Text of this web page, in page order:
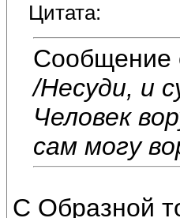
Цитата:
Сообщение
/Несуди, и
Человек
сам могу
С Образной